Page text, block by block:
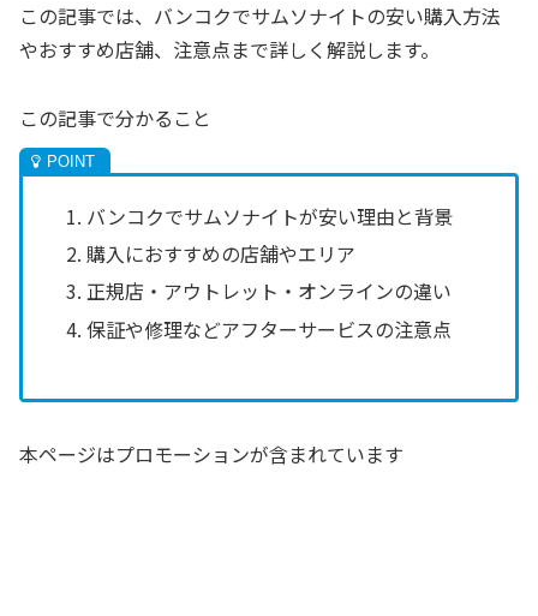
この記事では、バンコクでサムソナイトの安い購入方法
やおすすめ店舗、注意点まで詳しく解説します。
この記事で分かること
バンコクでサムソナイトが安い理由と背景
購入におすすめの店舗やエリア
正規店・アウトレット・オンラインの違い
保証や修理などアフターサービスの注意点
本ページはプロモーションが含まれています